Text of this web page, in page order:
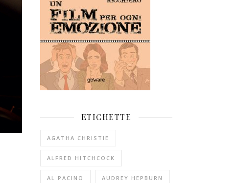
ETICHETTE
AGATHA CHRISTIE
ALFRED HITCHCOCK
AL PACINO AUDREY HEPBURN